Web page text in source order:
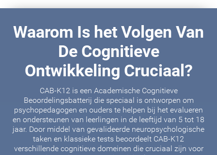
Waarom Is het Volgen Van
De Cognitieve
Ontwikkeling Cruciaal?
CAB-K12 is een Academische Cognitieve
Beoordelingsbatterij die speciaal is ontworpen om
psychopedagogen en ouders te helpen bij het evalueren
en ondersteunen van leerlingen in de leeftijd van 5 tot 18
jaar. Door middel van gevalideerde neuropsychologische
taken en klassieke tests beoordeelt CAB-K12
verschillende cognitieve domeinen die cruciaal zijn voor